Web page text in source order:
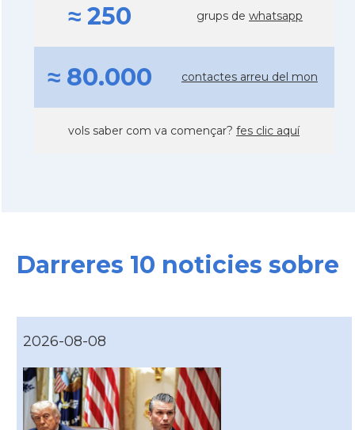
≈ 250 grups de whatsapp
≈ 80.000 contactes arreu del mon
vols saber com va començar? fes clic aquí
Darreres 10 noticies sobre
2026-08-08